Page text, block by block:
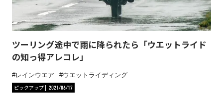
ツーリング途中で雨に降られたら「ウエットライド
の知っ得アレコレ」
レインウエア
ウエットライディング
ピックアップ
2021/06/17